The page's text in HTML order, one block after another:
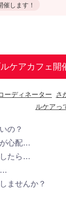
します！
ケアカフェ開
ーディネーター さ
ルケアっ
の？
心配…
たら…
…
ませんか？